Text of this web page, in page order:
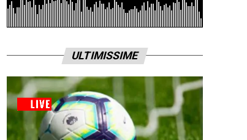
ULTIMISSIME